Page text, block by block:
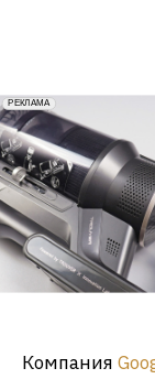
erid: 2VfnxxmNzs5
РЕКЛАМА
Компания